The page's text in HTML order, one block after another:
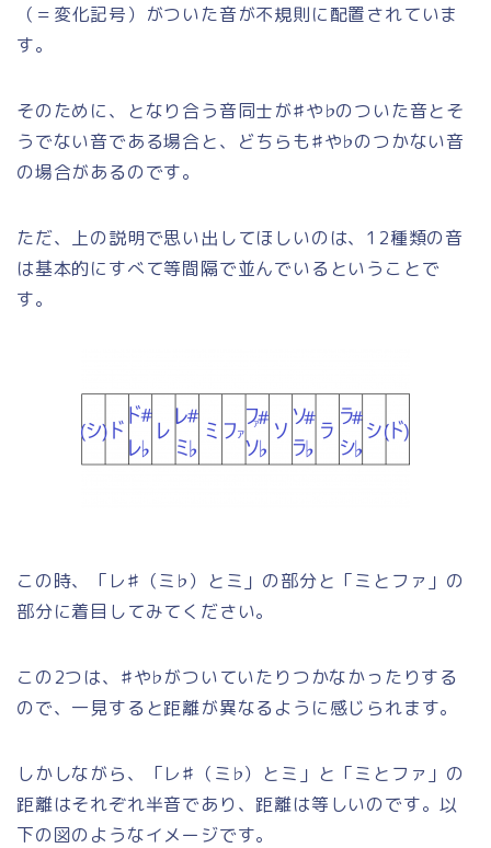
（＝変化記号）がついた音が不規則に配置されていま
す。
そのために、となり合う音同士が♯や♭のついた音とそ
うでない音である場合と、どちらも♯や♭のつかない音
の場合があるのです。
ただ、上の説明で思い出してほしいのは、12種類の音
は基本的にすべて等間隔で並んでいるということで
す。
この時、「レ♯（ミ♭）とミ」の部分と「ミとファ」の
部分に着目してみてください。
この2つは、♯や♭がついていたりつかなかったりする
ので、一見すると距離が異なるように感じられます。
しかしながら、「レ♯（ミ♭）とミ」と「ミとファ」の
距離はそれぞれ半音であり、距離は等しいのです。以
下の図のようなイメージです。